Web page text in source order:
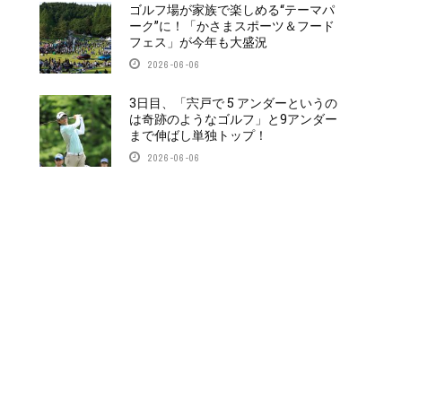
ゴルフ場が家族で楽しめる“テーマパ
ーク”に！「かさまスポーツ＆フード
フェス」が今年も大盛況
2026-06-06
3日目、「宍戸で 5 アンダーというの
は奇跡のようなゴルフ」と9アンダー
まで伸ばし単独トップ！
2026-06-06